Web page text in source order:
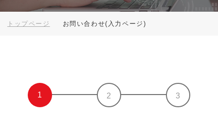
トップページ お問い合わせ(入力ページ)